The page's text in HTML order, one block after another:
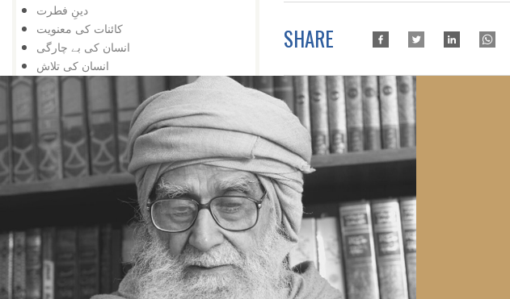
دینِ فطرت
کائنات کی معنویت
انسان کی بے چارگی
انسان کی تلاش
انسان کی کمائی
کچھ سے کچھ
محرومی
یہ بھی ممکن ہے
عجزکی تلافی
کائناتی نمونہ
ضمیر کے خلاف
خدا پر ستی
زندگی کا مسئلہ
زلزلہ درکار ہے
خدا کی یافت
SHARE